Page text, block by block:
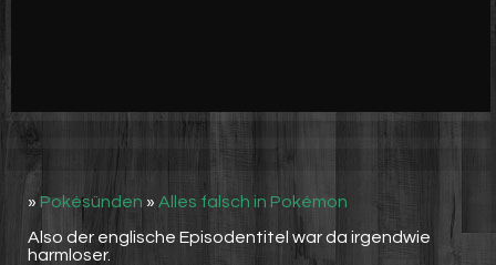
» Pokésünden » Alles falsch in Pokémon
Also der englische Episodentitel war da irgendwie
harmloser.